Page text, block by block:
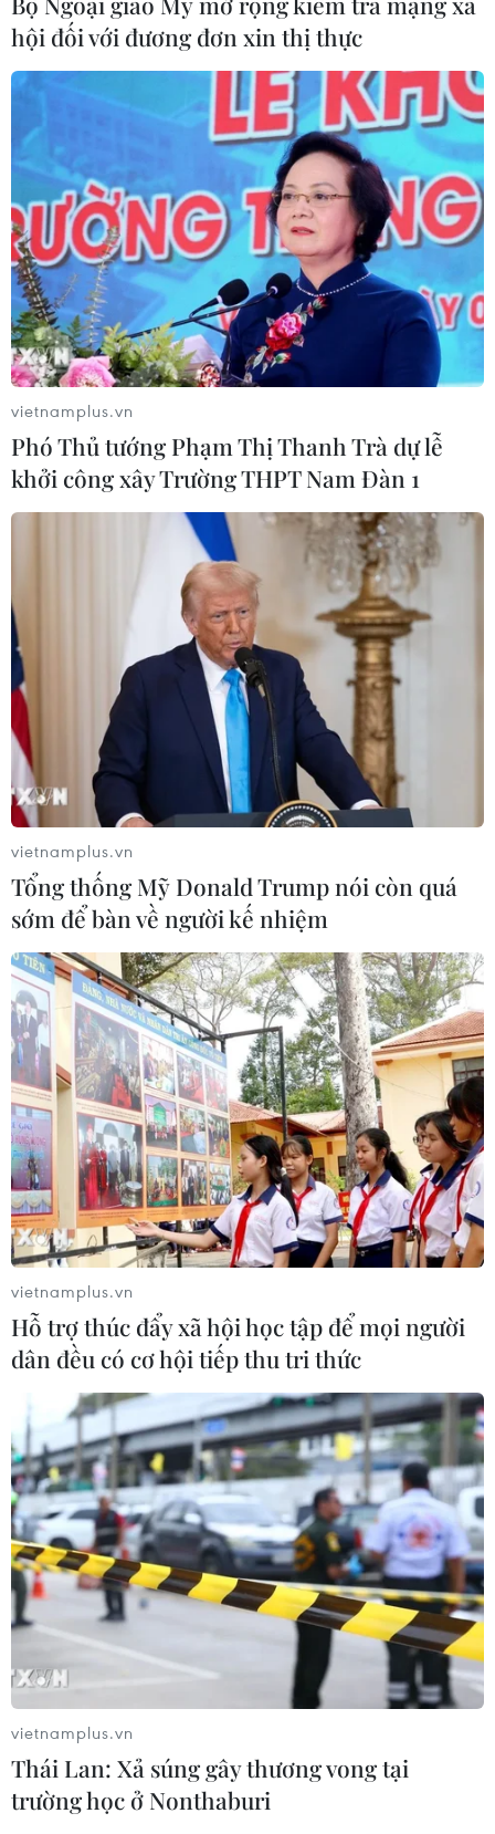
TIN CÙNG CHUYÊN MỤC
Cục diện ASEAN Cup: Việt Nam
quyết giành ngôi đầu, Thái Lan vẫn
có thể bị loại
07/08/2026 02:29
Lịch thi đấu ASEAN Cup 2026 ngày
7/8: Việt Nam hướng đến ngôi đầu
07/08/2026 00:07
Công Phượng gặp thử thách lớn
trong ngày tái xuất V-League 2026/27
06/08/2026 11:49
Nhận định Việt Nam vs
Campuchia: Vì sao thầy trò HLV Kim
Sang-sik cần giành ngôi đầu bảng?
06/08/2026 11:05
Nhận định Việt Nam vs Campuchia:
'Phù thủy Kim' sẽ xoay tua toan tính
đường dài?
HLV Kim Sang-sik: 'Tuyển Việt Nam
hội đối với đương đơn xin thị thực
vietnamplus.vn
Phó Thủ tướng Phạm Thị Thanh Trà dự lễ
khởi công xây Trường THPT Nam Đàn 1
vietnamplus.vn
Tổng thống Mỹ Donald Trump nói còn quá
sớm để bàn về người kế nhiệm
vietnamplus.vn
Hỗ trợ thúc đẩy xã hội học tập để mọi người
dân đều có cơ hội tiếp thu tri thức
vietnamplus.vn
Thái Lan: Xả súng gây thương vong tại
trường học ở Nonthaburi